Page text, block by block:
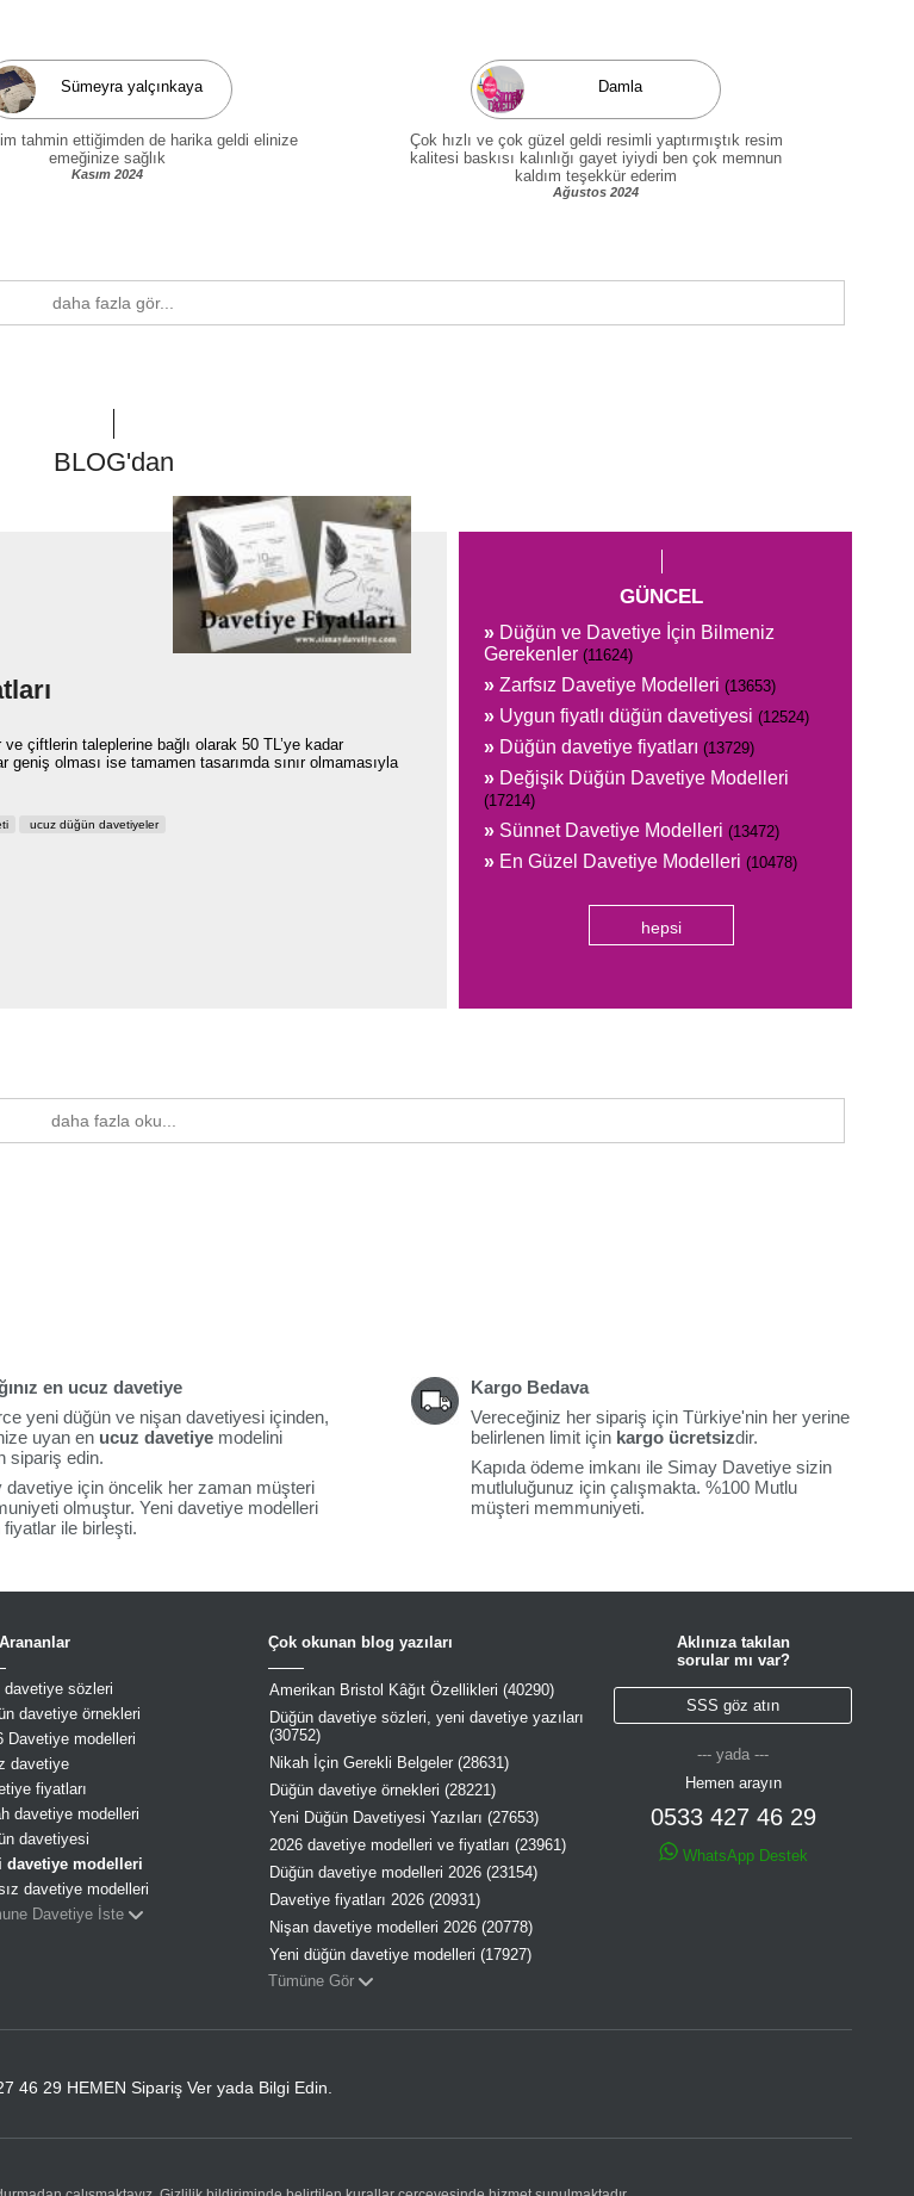
Sümeyra yalçınkaya
tahmin ettiğimden de harika geldi elinize
emeğinize sağlık
Kasım 2024
Damla
Çok hızlı ve çok güzel geldi resimli yaptırmıştık resim
kalitesi baskısı kalınlığı gayet iyiydi ben çok memnun
kaldım teşekkür ederim
Ağustos 2024
daha fazla gör...
BLOG'dan
ve çiftlerin taleplerine bağlı olarak 50 TL’ye kadar
geniş olması ise tamamen tasarımda sınır olmamasıyla
ucuz düğün davetiyeler
GÜNCEL
» Düğün ve Davetiye İçin Bilmeniz
Gerekenler (11624)
» Zarfsız Davetiye Modelleri (13653)
» Uygun fiyatlı düğün davetiyesi (12524)
» Düğün davetiye fiyatları (13729)
» Değişik Düğün Davetiye Modelleri
(17214)
» Sünnet Davetiye Modelleri (13472)
» En Güzel Davetiye Modelleri (10478)
hepsi
daha fazla oku...
en ucuz davetiye
yeni düğün ve nişan davetiyesi içinden,
uyan en ucuz davetiye modelini
sipariş edin.
davetiye için öncelik her zaman müşteri
olmuştur. Yeni davetiye modelleri
fiyatlar ile birleşti.
Kargo Bedava
Vereceğiniz her sipariş için Türkiye'nin her yerine
belirlenen limit için kargo ücretsizdir.
Kapıda ödeme imkanı ile Simay Davetiye sizin
mutluluğunuz için çalışmakta. %100 Mutlu
müşteri memmuniyeti.
davetiye sözleri
davetiye örnekleri
Davetiye modelleri
davetiye
fiyatları
davetiye modelleri
davetiyesi
davetiye modelleri
davetiye modelleri
Davetiye İste
Çok okunan blog yazıları
Amerikan Bristol Kâğıt Özellikleri (40290)
Düğün davetiye sözleri, yeni davetiye yazıları
(30752)
Nikah İçin Gerekli Belgeler (28631)
Düğün davetiye örnekleri (28221)
Yeni Düğün Davetiyesi Yazıları (27653)
2026 davetiye modelleri ve fiyatları (23961)
Düğün davetiye modelleri 2026 (23154)
Davetiye fiyatları 2026 (20931)
Nişan davetiye modelleri 2026 (20778)
Yeni düğün davetiye modelleri (17927)
Tümüne Gör
Aklınıza takılan
sorular mı var?
SSS göz atın
--- yada ---
Hemen arayın
0533 427 46 29
WhatsApp Destek
46 29 HEMEN Sipariş Ver yada Bilgi Edin.